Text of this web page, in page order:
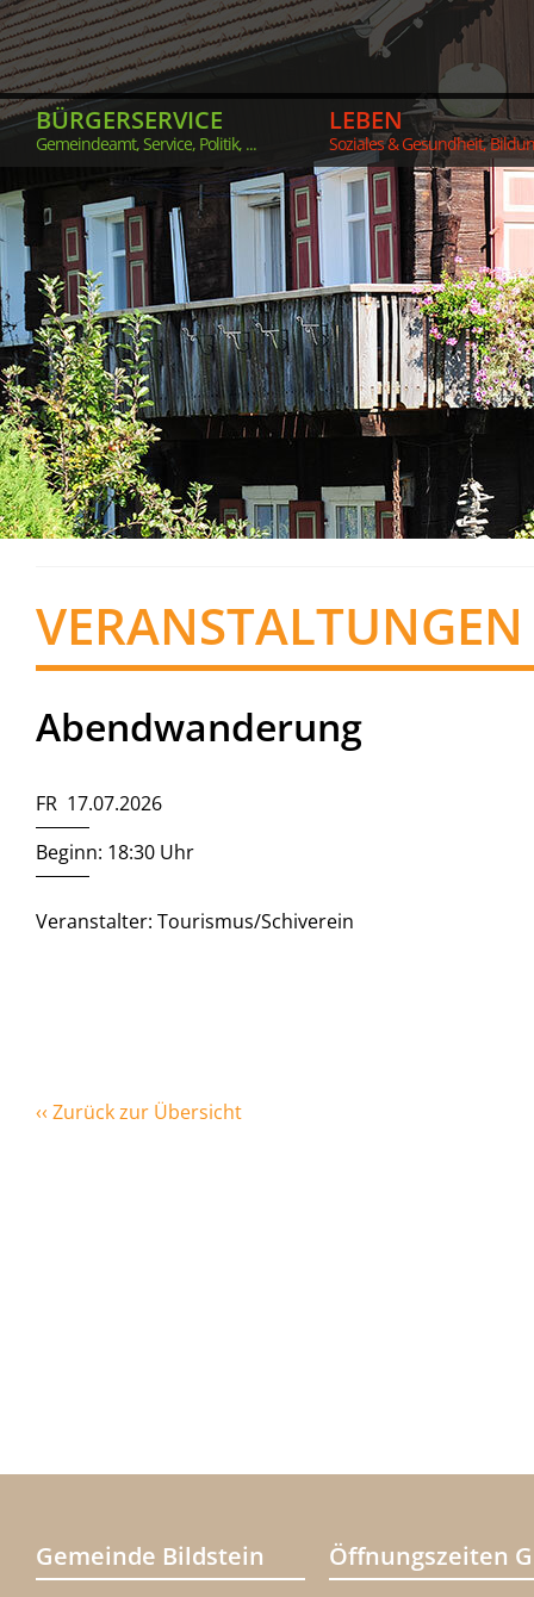
BÜRGERSERVICE
Gemeindeamt, Service, Politik, ...
LEBEN
Soziales & Gesundheit,
VERANSTALTUNGEN
Abendwanderung
FR 17.07.2026
Beginn: 18:30 Uhr
Veranstalter: Tourismus/Schiverein
‹‹ Zurück zur Übersicht
Gemeinde Bildstein Öffnungszeiten